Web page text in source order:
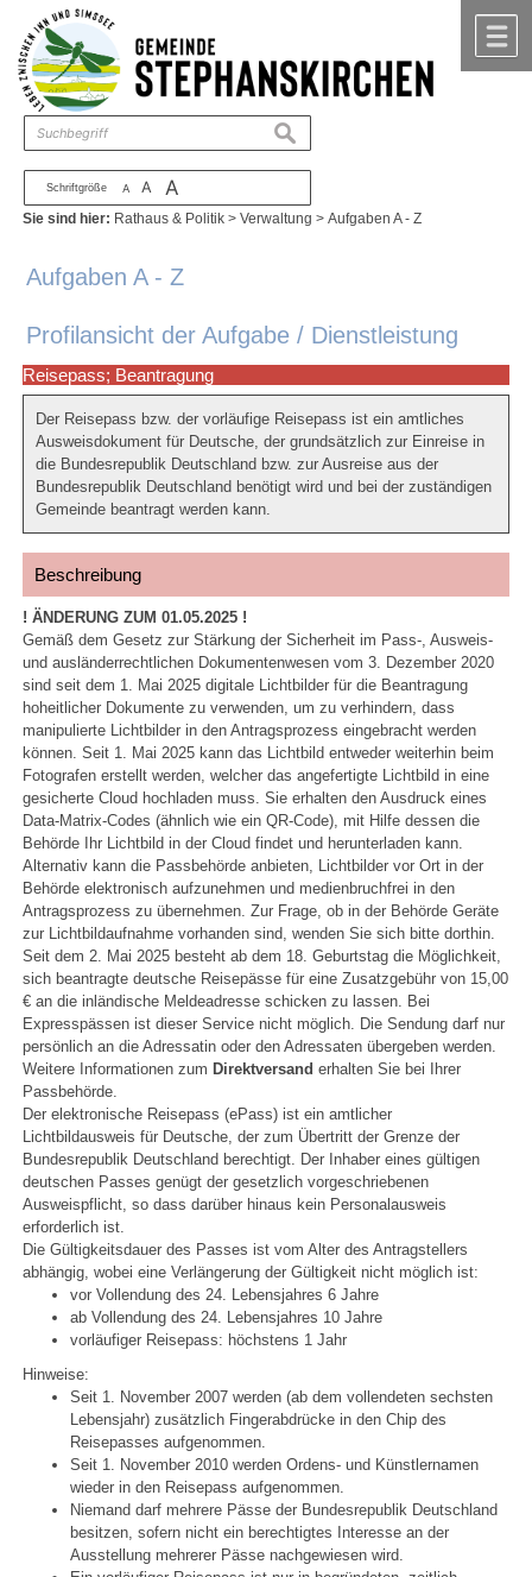
Zum Inhalt ,zur Navigation
Schriftgröße A A A
suchen
Sie sind hier: Rathaus & Politik >Verwaltung >Aufgaben A - Z
Aufgaben A - Z
Profilansicht der Aufgabe / Dienstleistung
Reisepass; Beantragung
Der Reisepass bzw. der vorläufige Reisepass ist ein amtliches
Ausweisdokument für Deutsche, der grundsätzlich zur Einreise in
die Bundesrepublik Deutschland bzw. zur Ausreise aus der
Bundesrepublik Deutschland benötigt wird und bei der zuständigen
Gemeinde beantragt werden kann.
Beschreibung
! ÄNDERUNG ZUM 01.05.2025 !
Gemäß dem Gesetz zur Stärkung der Sicherheit im Pass-, Ausweis-
und ausländerrechtlichen Dokumentenwesen vom 3. Dezember 2020
sind seit dem 1. Mai 2025 digitale Lichtbilder für die Beantragung
hoheitlicher Dokumente zu verwenden, um zu verhindern, dass
manipulierte Lichtbilder in den Antragsprozess eingebracht werden
können. Seit 1. Mai 2025 kann das Lichtbild entweder weiterhin beim
Fotografen erstellt werden, welcher das angefertigte Lichtbild in eine
gesicherte Cloud hochladen muss. Sie erhalten den Ausdruck eines
Data-Matrix-Codes (ähnlich wie ein QR-Code), mit Hilfe dessen die
Behörde Ihr Lichtbild in der Cloud findet und herunterladen kann.
Alternativ kann die Passbehörde anbieten, Lichtbilder vor Ort in der
Behörde elektronisch aufzunehmen und medienbruchfrei in den
Antragsprozess zu übernehmen. Zur Frage, ob in der Behörde Geräte
zur Lichtbildaufnahme vorhanden sind, wenden Sie sich bitte dorthin.
Seit dem 2. Mai 2025 besteht ab dem 18. Geburtstag die Möglichkeit,
sich beantragte deutsche Reisepässe für eine Zusatzgebühr von 15,00
€ an die inländische Meldeadresse schicken zu lassen. Bei
Expresspässen ist dieser Service nicht möglich. Die Sendung darf nur
persönlich an die Adressatin oder den Adressaten übergeben werden.
Weitere Informationen zum Direktversand erhalten Sie bei Ihrer
Passbehörde.
Der elektronische Reisepass (ePass) ist ein amtlicher
Lichtbildausweis für Deutsche, der zum Übertritt der Grenze der
Bundesrepublik Deutschland berechtigt. Der Inhaber eines gültigen
deutschen Passes genügt der gesetzlich vorgeschriebenen
Ausweispflicht, so dass darüber hinaus kein Personalausweis
erforderlich ist.
Die Gültigkeitsdauer des Passes ist vom Alter des Antragstellers
abhängig, wobei eine Verlängerung der Gültigkeit nicht möglich ist:
vor Vollendung des 24. Lebensjahres 6 Jahre
ab Vollendung des 24. Lebensjahres 10 Jahre
vorläufiger Reisepass: höchstens 1 Jahr
Hinweise:
Seit 1. November 2007 werden (ab dem vollendeten sechsten
Lebensjahr) zusätzlich Fingerabdrücke in den Chip des
Reisepasses aufgenommen.
Seit 1. November 2010 werden Ordens- und Künstlernamen
wieder in den Reisepass aufgenommen.
Niemand darf mehrere Pässe der Bundesrepublik Deutschland
besitzen, sofern nicht ein berechtigtes Interesse an der
Ausstellung mehrerer Pässe nachgewiesen wird.